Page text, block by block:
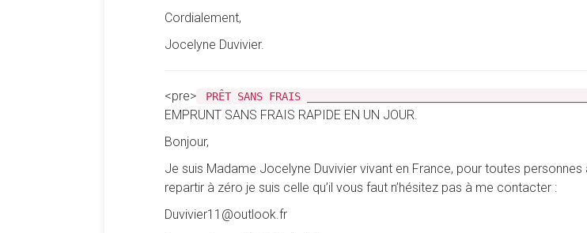
Cordialement,
Jocelyne Duvivier.
<pre> PRÊT SANS FRAIS
EMPRUNT SANS FRAIS RAPIDE EN UN JOUR.
Bonjour,
Je suis Madame Jocelyne Duvivier vivant en France, pour toutes
repartir à zéro je suis celle qu’il vous faut n’hésitez pas à me contacter :
Duvivier11@outlook.fr